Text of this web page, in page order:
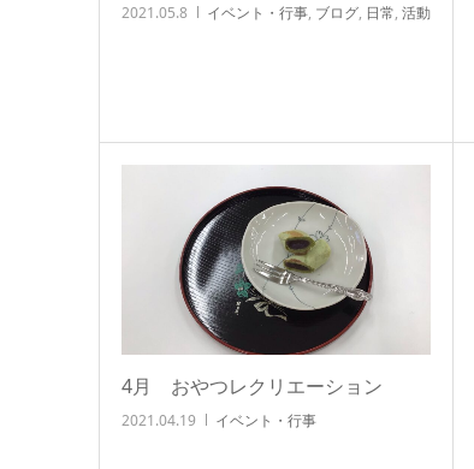
2021.05.8 イベント・行事, ブログ, 日常, 活動
4月 おやつレクリエーション
2021.04.19 イベント・行事